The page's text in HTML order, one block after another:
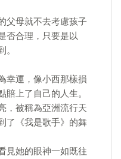
父母就不去考慮孩子
否合理，只要是以
。
幸運，像小西那樣損
賠上了自己的人生。
，被稱為亞洲流行天
了《我是歌手》的舞
見她的眼神一如既往